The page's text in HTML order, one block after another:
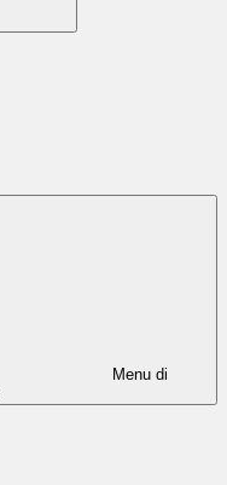
Menu di